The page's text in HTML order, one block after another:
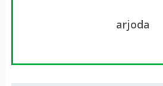
arjoda